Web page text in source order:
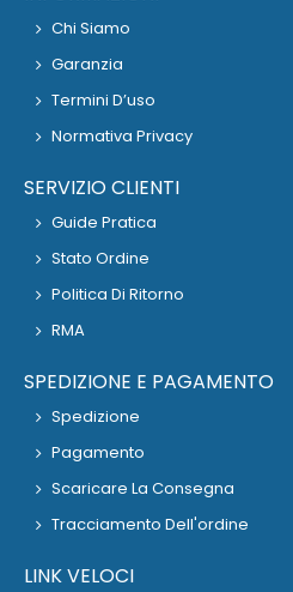
Chi Siamo
Garanzia
Termini D’uso
Normativa Privacy
SERVIZIO CLIENTI
Guide Pratica
Stato Ordine
Politica Di Ritorno
RMA
SPEDIZIONE E PAGAMENTO
Spedizione
Pagamento
Scaricare La Consegna
Tracciamento Dell'ordine
LINK VELOCI